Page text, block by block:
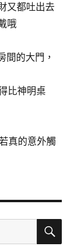
又都吐出去
哦
間的大門，
比神明桌
真的意外觸
搜